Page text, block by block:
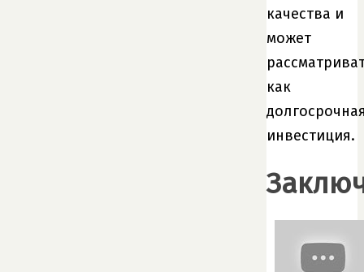
качества и
может
как
инвестиция.